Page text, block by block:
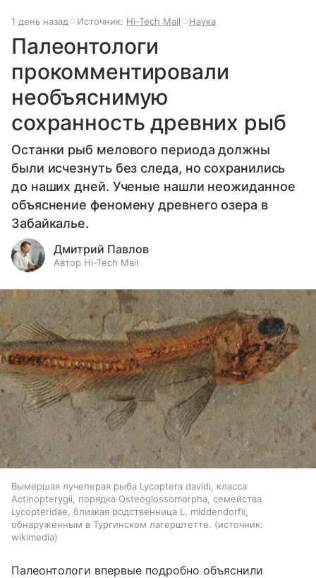
1 день назад Источник: Hi-Tech Mail Наука
Палеонтологи
прокомментировали
необъяснимую
сохранность древних рыб
Останки рыб мелового периода должны
были исчезнуть без следа, но сохранились
до наших дней. Ученые нашли неожиданное
объяснение феномену древнего озера в
Забайкалье.
Дмитрий Павлов
Автор Hi-Tech Mail
Вымершая лучеперая рыба Lycoptera davidi, класса
Actinopterygii, порядка Osteoglossomorpha, семейства
Lycopteridae, близкая родственница L. middendorfii,
обнаруженным в Тургинском лагерштетте.
источник:
wikimedia
Палеонтологи впервые подробно объяснили